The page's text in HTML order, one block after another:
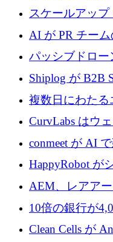
タートアップを
ために2億
スケールアッ
の投資を行い、
を共同主導
AI が PR チー
ります
パッシブドロー
Monava が資金
Shiplog が B2B
ジェンスを構築
複数日にわたる
ップ、Ore
4,300 万ドルを
CurvLabs はウ
治療をどのよ
conmeet が AI
に 600 万ユー
HappyRobot が
ルを獲得し、
を拡張
AEM、レアア
新を加速する
10倍の銀行が
達
Clean Cells が